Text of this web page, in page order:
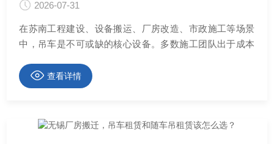
2026-07-31
在苏南工程建设、设备搬运、厂房改造、市政施工等场景
中，吊车是不可或缺的核心设备。多数施工团队出于成本
查看详情